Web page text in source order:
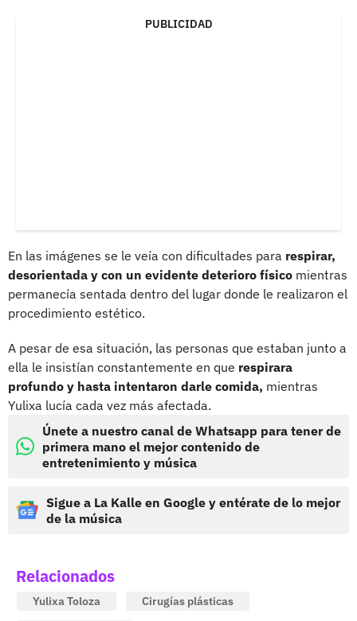
PUBLICIDAD
En las imágenes se le veía con dificultades para respirar,
desorientada y con un evidente deterioro físico mientras
permanecía sentada dentro del lugar donde le realizaron el
procedimiento estético.
A pesar de esa situación, las personas que estaban junto a
ella le insistían constantemente en que respirara
profundo y hasta intentaron darle comida, mientras
Yulixa lucía cada vez más afectada.
Únete a nuestro canal de Whatsapp para tener de
primera mano el mejor contenido de
entretenimiento y música
Sigue a La Kalle en Google y entérate de lo mejor
de la música
Relacionados
Yulixa Toloza
Cirugías plásticas